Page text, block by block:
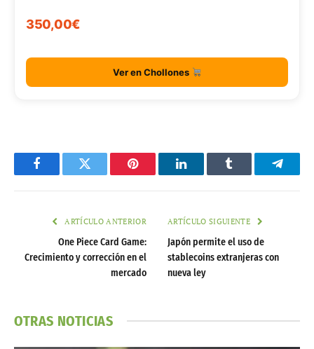
350,00€
Ver en Chollones
FacebookTwitter Pinterest LinkedInTumblr
ARTÍCULO ANTERIOR
One Piece Card Game:
Crecimiento y corrección en el
mercado
ARTÍCULO SIGUIENTE
Japón permite el uso de
stablecoins extranjeras con
nueva ley
OTRAS NOTICIAS